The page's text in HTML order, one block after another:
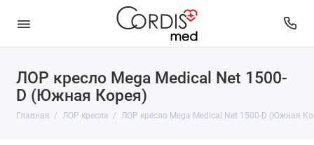
ЛОР кресло Mega Medical Net 1500-
D (Южная Корея)
Главная ЛОР кресла ЛОР кресло Mega Medical Net 1500-D (Южная